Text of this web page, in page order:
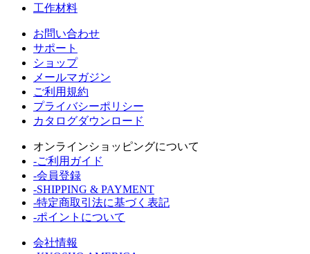
工作材料
お問い合わせ
サポート
ショップ
メールマガジン
ご利用規約
プライバシーポリシー
カタログダウンロード
オンラインショッピングについて
-ご利用ガイド
-会員登録
-SHIPPING & PAYMENT
-特定商取引法に基づく表記
-ポイントについて
会社情報